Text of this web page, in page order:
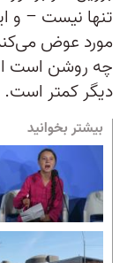
تنها نیست – و
مورد عوض
چه روشن است
دیگر کمتر است.
بیشتر بخوانید